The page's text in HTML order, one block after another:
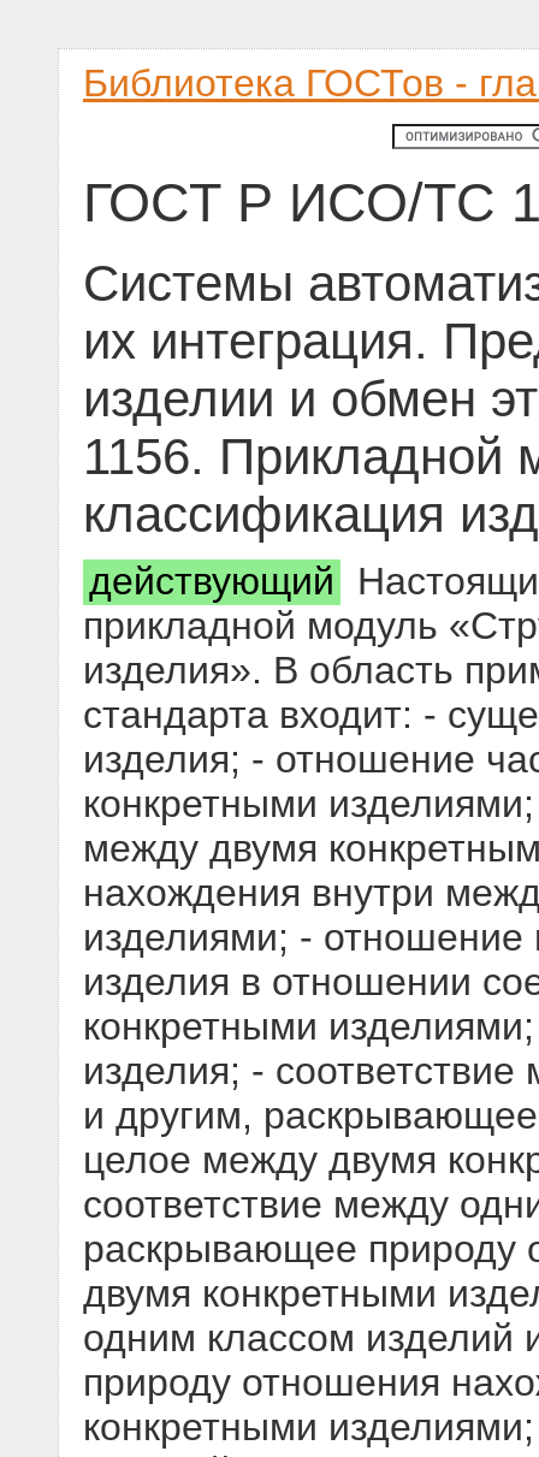
Библиотека ГОСТов -
ГОСТ Р ИСО/ТС
Системы
их интеграция.
изделии и обмен
1156. Прикладной
классификация
действующий
прикладной модуль
изделия». В область
стандарта входит: -
изделия; - отношение
конкретными
между двумя
нахождения внутри
изделиями; - отношение
изделия в отношении
конкретными
изделия; -
и другим,
целое между двумя
соответствие между
раскрывающее природу
двумя конкретными
одним классом
природу отношения
конкретными